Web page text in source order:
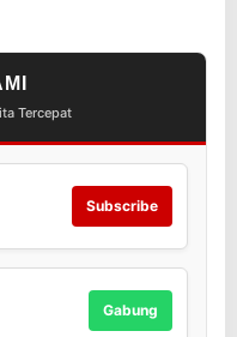
Tercepat
Subscribe
Gabung